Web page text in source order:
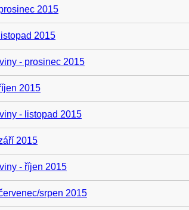
2015
2015
- prosinec 2015
2015
- listopad 2015
2015
- říjen 2015
srpen 2015